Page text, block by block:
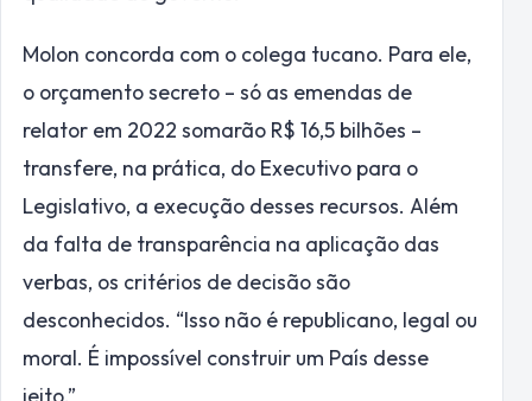
Molon concorda com o colega tucano. Para ele,
o orçamento secreto – só as emendas de
relator em 2022 somarão R$ 16,5 bilhões –
transfere, na prática, do Executivo para o
Legislativo, a execução desses recursos. Além
da falta de transparência na aplicação das
verbas, os critérios de decisão são
desconhecidos. “Isso não é republicano, legal ou
moral. É impossível construir um País desse
jeito.”